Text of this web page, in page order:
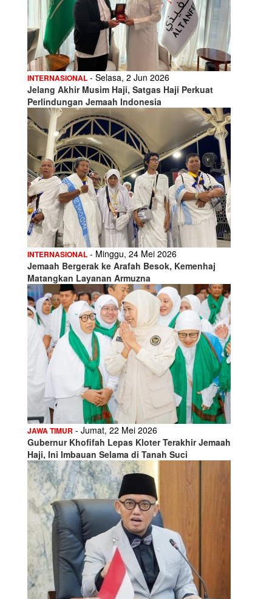
INTERNASIONAL - Selasa, 2 Jun 2026
Jelang Akhir Musim Haji, Satgas Haji Perkuat
Perlindungan Jemaah Indonesia
INTERNASIONAL - Minggu, 24 Mei 2026
Jemaah Bergerak ke Arafah Besok, Kemenhaj
Matangkan Layanan Armuzna
JAWA TIMUR - Jumat, 22 Mei 2026
Gubernur Khofifah Lepas Kloter Terakhir Jemaah
Haji, Ini Imbauan Selama di Tanah Suci